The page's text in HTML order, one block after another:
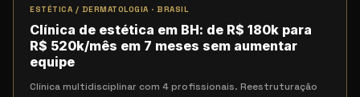
ESTÉTICA / DERMATOLOGIA · BRASIL
Clínica de estética em BH: de R$ 180k para
R$ 520k/mês em 7 meses sem aumentar
equipe
Clínica multidisciplinar com 4 profissionais. Reestruturação